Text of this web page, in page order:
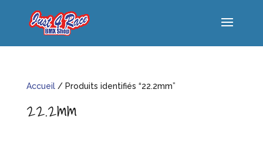
Accueil/ Produits identifiés “22.2mm”
22.2mm